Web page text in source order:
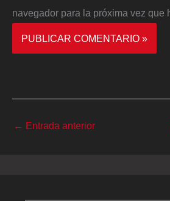
navegador para la próxima vez que
← Entrada anterior